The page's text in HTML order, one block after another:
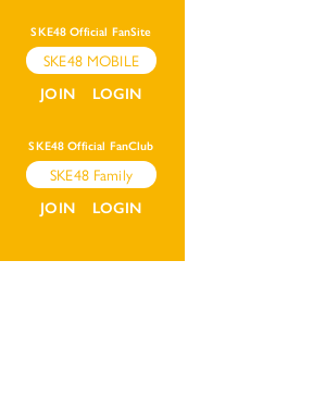
SKE48 Official FanSite
SKE48 MOBILE
JOIN LOGIN
SKE48 Official FanClub
SKE48 Family
JOIN LOGIN